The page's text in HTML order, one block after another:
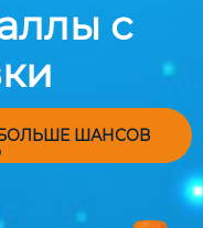
с
ШАНСОВ